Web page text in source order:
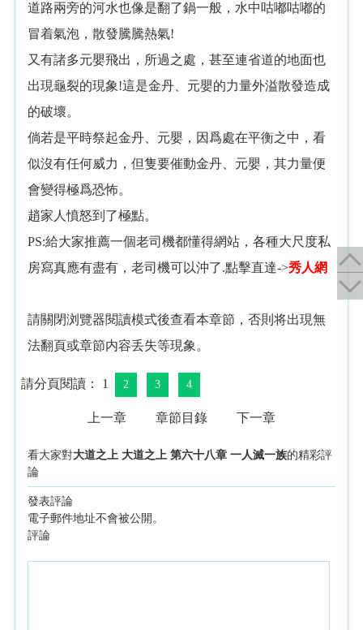
道路兩旁的河水也像是翻了鍋一般，水中咕嘟咕嘟的
冒着氣泡，散發騰騰熱氣!
又有諸多元嬰飛出，所過之處，甚至連省道的地面也
出現龜裂的現象!這是金丹、元嬰的力量外溢散發造成
的破壞。
倘若是平時祭起金丹、元嬰，因爲處在平衡之中，看
似沒有任何威力，但隻要催動金丹、元嬰，其力量便
會變得極爲恐怖。
趙家人憤怒到了極點。
PS:給大家推薦一個老司機都懂得網站，各種大尺度私
房寫真應有盡有，老司機可以沖了.點擊直達->秀人網
請關閉浏覽器閱讀模式後查看本章節，否則将出現無
法翻頁或章節内容丢失等現象。
請分頁閱讀： 1 2 3 4
上一章 章節目錄 下一章
看大家對大道之上 大道之上 第六十八章 一人滅一族的精彩評
論
發表評論
電子郵件地址不會被公開。
評論